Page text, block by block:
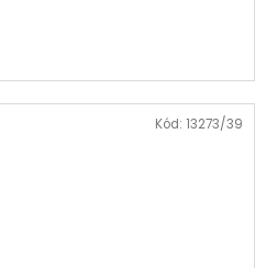
Kód: 13273/39